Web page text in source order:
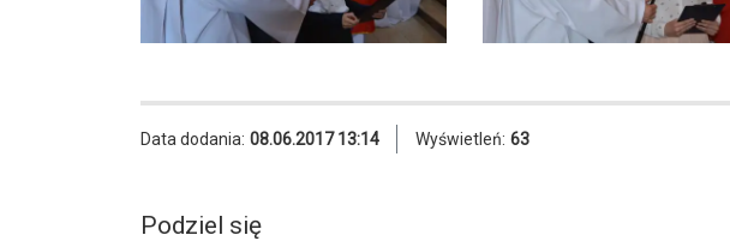
Data dodania: 08.06.2017 13:14 Wyświetleń: 63
Podziel się